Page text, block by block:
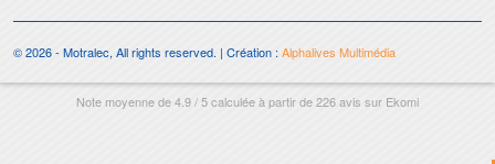
© 2026 - Motralec, All rights reserved. | Création : Alphalives Multimédia
Note moyenne de4.9/5calculée à partir de226avis sur Ekomi